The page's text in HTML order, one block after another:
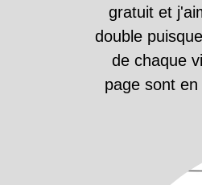
gratuit et
double
de chaque
page sont